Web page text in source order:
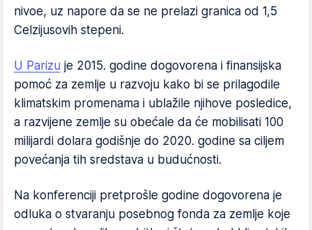
nivoe, uz napore da se ne prelazi granica od 1,5
Celzijusovih stepeni.
U Parizu je 2015. godine dogovorena i finansijska
pomoć za zemlje u razvoju kako bi se prilagodile
klimatskim promenama i ublažile njihove posledice,
a razvijene zemlje su obećale da će mobilisati 100
milijardi dolara godišnje do 2020. godine sa ciljem
povećanja tih sredstava u budućnosti.
Na konferenciji pretprošle godine dogovorena je
odluka o stvaranju posebnog fonda za zemlje koje